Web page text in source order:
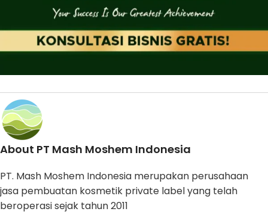
About PT Mash Moshem Indonesia
PT. Mash Moshem Indonesia merupakan perusahaan
jasa pembuatan kosmetik private label yang telah
beroperasi sejak tahun 2011